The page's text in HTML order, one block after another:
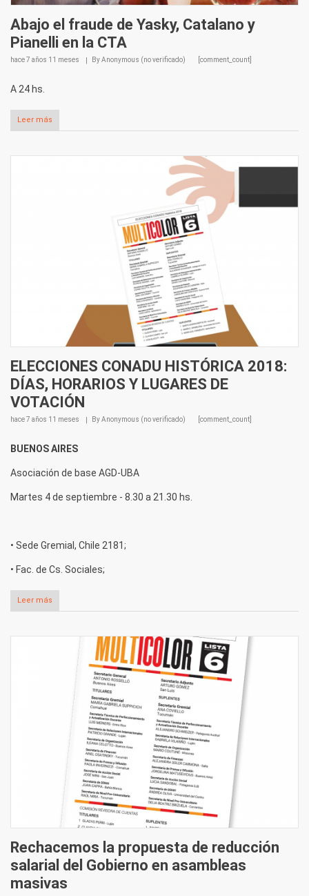
Abajo el fraude de Yasky, Catalano y
Pianelli en la CTA
hace7 años 11 meses ByAnonymous (no verificado) [comment_count]
A 24 hs.
Leer más
ELECCIONES CONADU HISTÓRICA 2018:
DÍAS, HORARIOS Y LUGARES DE
VOTACIÓN
hace 7 años 11 meses ByAnonymous (no verificado) [comment_count]
BUENOS AIRES
Asociación de base AGD-UBA
Martes 4 de septiembre - 8.30 a 21.30 hs.
• Sede Gremial, Chile 2181;
• Fac. de Cs. Sociales;
Leer más
Rechacemos la propuesta de reducción
salarial del Gobierno en asambleas
masivas